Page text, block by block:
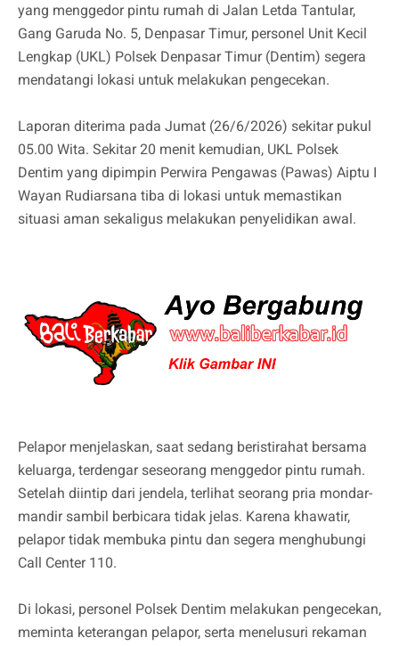
yang menggedor pintu rumah di Jalan Letda Tantular,
Gang Garuda No. 5, Denpasar Timur, personel Unit Kecil
Lengkap (UKL) Polsek Denpasar Timur (Dentim) segera
mendatangi lokasi untuk melakukan pengecekan.
Laporan diterima pada Jumat (26/6/2026) sekitar pukul
05.00 Wita. Sekitar 20 menit kemudian, UKL Polsek
Dentim yang dipimpin Perwira Pengawas (Pawas) Aiptu I
Wayan Rudiarsana tiba di lokasi untuk memastikan
situasi aman sekaligus melakukan penyelidikan awal.
Pelapor menjelaskan, saat sedang beristirahat bersama
keluarga, terdengar seseorang menggedor pintu rumah.
Setelah diintip dari jendela, terlihat seorang pria mondar-
mandir sambil berbicara tidak jelas. Karena khawatir,
pelapor tidak membuka pintu dan segera menghubungi
Call Center 110.
Di lokasi, personel Polsek Dentim melakukan pengecekan,
meminta keterangan pelapor, serta menelusuri rekaman